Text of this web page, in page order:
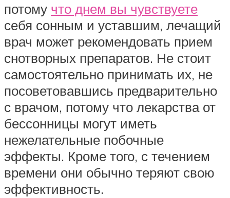
потому что днем вы чувствуете
себя сонным и уставшим, лечащий
врач может рекомендовать прием
снотворных препаратов. Не стоит
самостоятельно принимать их, не
посоветовавшись предварительно
с врачом, потому что лекарства от
бессонницы могут иметь
нежелательные побочные
эффекты. Кроме того, с течением
времени они обычно теряют свою
эффективность.